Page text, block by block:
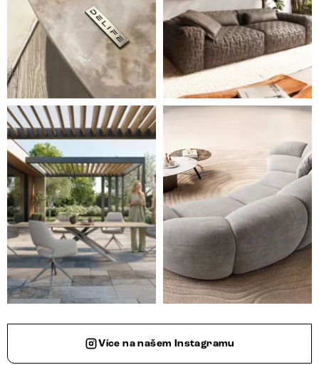
Styl, odolnost a společné chvíle pod širým nebem.
Ne každá pohovka je jen
Více na našem Instagramu